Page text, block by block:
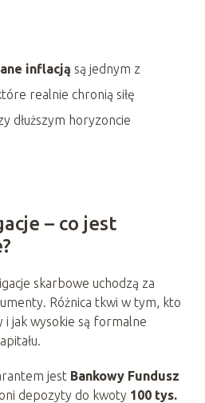
inflacją są jednym z
realnie chronią siłę
dłuższym horyzoncie
– co jest
skarbowe uchodzą za
Różnica tkwi w tym, kto
i jak wysokie są formalne
jest Bankowy Fundusz
depozyty do kwoty 100 tys.